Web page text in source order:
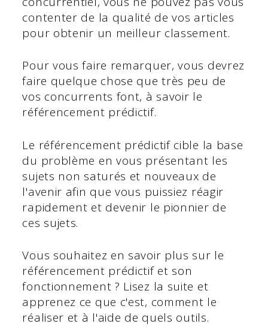
contenter de la qualité de vos articles
pour obtenir un meilleur classement.
Pour vous faire remarquer, vous devrez
faire quelque chose que très peu de
vos concurrents font, à savoir le
référencement prédictif.
Le référencement prédictif cible la base
du problème en vous présentant les
sujets non saturés et nouveaux de
l'avenir afin que vous puissiez réagir
rapidement et devenir le pionnier de
ces sujets.
Vous souhaitez en savoir plus sur le
référencement prédictif et son
fonctionnement ? Lisez la suite et
apprenez ce que c'est, comment le
réaliser et à l'aide de quels outils.